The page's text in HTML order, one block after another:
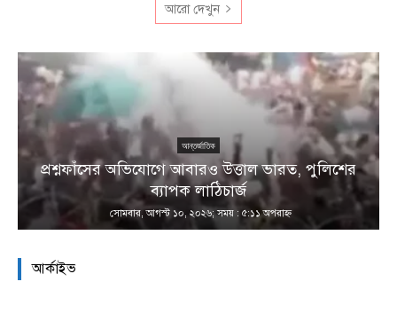
আরো দেখুন
আন্তর্জাতিক
প্রশ্নফাঁসের অভিযোগে আবারও উত্তাল ভারত, পুলিশের
ব্যাপক লাঠিচার্জ
সোমবার, আগস্ট ১০, ২০২৬; সময় : ৫:১১ অপরাহ্ণ
আর্কাইভ